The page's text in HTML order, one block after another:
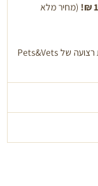
(מחיר מלא
השקיעו בטיולים מהנים ובטוחים יותר עם הרתמה המשולבת רצועה של Pets&Vets